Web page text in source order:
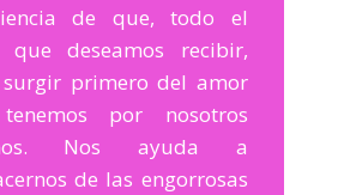
de que, todo el
que deseamos recibir,
surgir primero del amor
por nosotros
Nos ayuda a
de las engorrosas